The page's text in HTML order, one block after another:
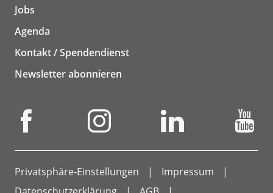
Jobs
Agenda
Kontakt / Spendendienst
Newsletter abonnieren
Privatsphäre-Einstellungen
Impressum